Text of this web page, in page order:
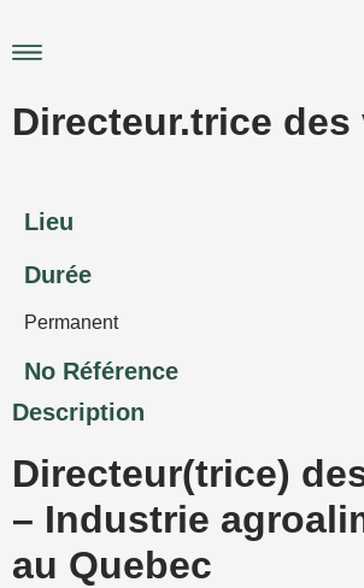
auMain
Directeur.trice des
Lieu
Durée
Permanent
No Référence
Description
Directeur(trice)
– Industrie
au Quebec